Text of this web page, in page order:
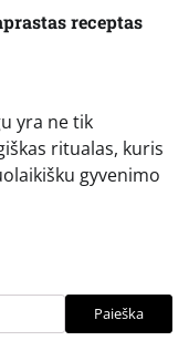
receptas
yra ne tik
ritualas, kuris
gyvenimo
Paieška